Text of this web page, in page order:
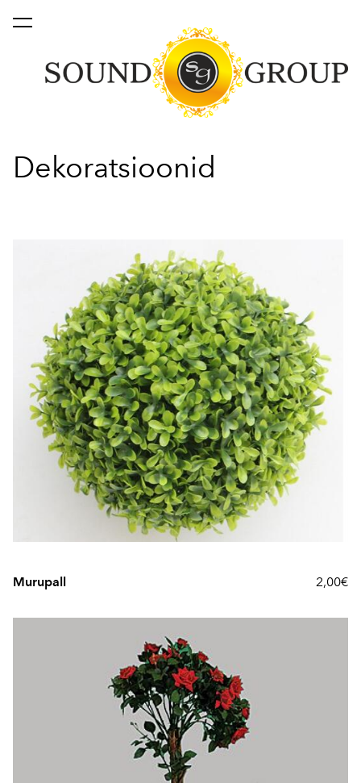
lisati ostukorvi. Vaata ostukorvi
Dekoratsioonid
Murupall 2,00€